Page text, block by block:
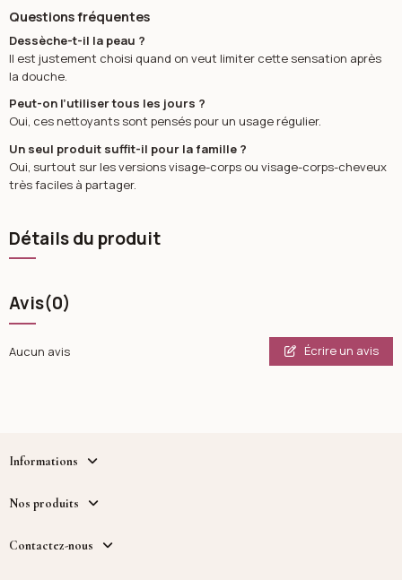
Questions fréquentes
Dessèche-t-il la peau ?
Il est justement choisi quand on veut limiter cette sensation après
la douche.
Peut-on l’utiliser tous les jours ?
Oui, ces nettoyants sont pensés pour un usage régulier.
Un seul produit suffit-il pour la famille ?
Oui, surtout sur les versions visage-corps ou visage-corps-cheveux
très faciles à partager.
Détails du produit
Avis(0)
Aucun avis Écrire un avis
Informations
Nos produits
Contactez-nous